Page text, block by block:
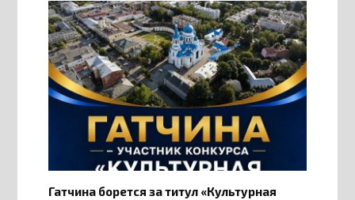
Гатчина борется за титул «Культурная